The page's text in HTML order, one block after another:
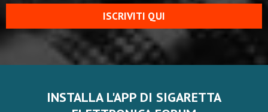
ISCRIVITI QUI
INSTALLA L'APP DI SIGARETTA